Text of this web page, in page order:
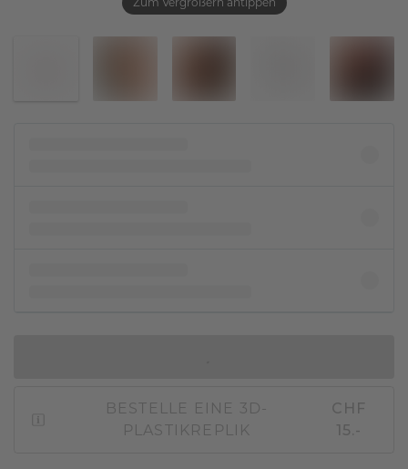
BESTELLE EINE 3D-
PLASTIKREPLIK
CHF
15.-